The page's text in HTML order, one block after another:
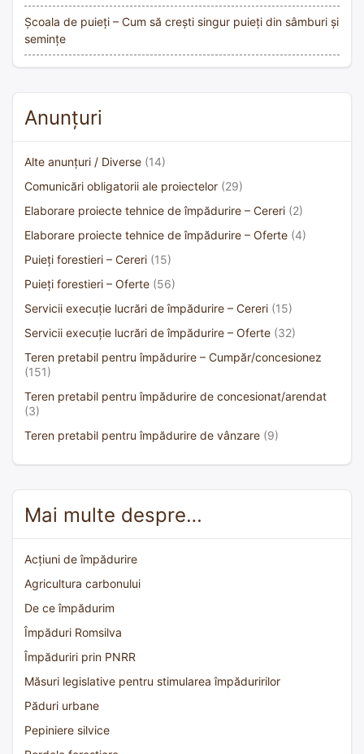
Școala de puieți – Cum să crești singur puieți din sâmburi și
semințe
Anunțuri
Alte anunțuri / Diverse (14)
Comunicări obligatorii ale proiectelor (29)
Elaborare proiecte tehnice de împădurire – Cereri (2)
Elaborare proiecte tehnice de împădurire – Oferte (4)
Puieți forestieri – Cereri (15)
Puieți forestieri – Oferte (56)
Servicii execuție lucrări de împădurire – Cereri (15)
Servicii execuție lucrări de împădurire – Oferte (32)
Teren pretabil pentru împădurire – Cumpăr/concesionez
(151)
Teren pretabil pentru împădurire de concesionat/arendat
(3)
Teren pretabil pentru împădurire de vânzare (9)
Mai multe despre…
Acțiuni de împădurire
Agricultura carbonului
De ce împădurim
Împăduri Romsilva
Împăduriri prin PNRR
Măsuri legislative pentru stimularea împăduririlor
Păduri urbane
Pepiniere silvice